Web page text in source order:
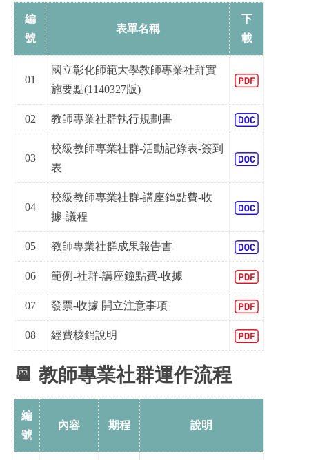
編
號
表單名稱
下
載
01
國立彰化師範大學教師專業社群實
施要點(1140327版)
02 教師專業社群執行規劃書
03
校級教師專業社群-活動記錄表-簽到
表
04
校級教師專業社群-講座鐘點費-收
據-議程
05 教師專業社群成果報告書
06 範例-社群-講座鐘點費-收據
07 發票-收據 開立注意事項
08 經費核銷說明
📆 教師專業社群運作流程
編
號
內容 期程 說明